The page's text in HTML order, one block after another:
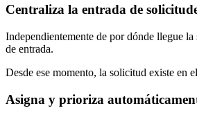
Centraliza la entrada de
Independientemente de por dónde llegue
de entrada.
Desde ese momento, la solicitud existe en
Asigna y prioriza